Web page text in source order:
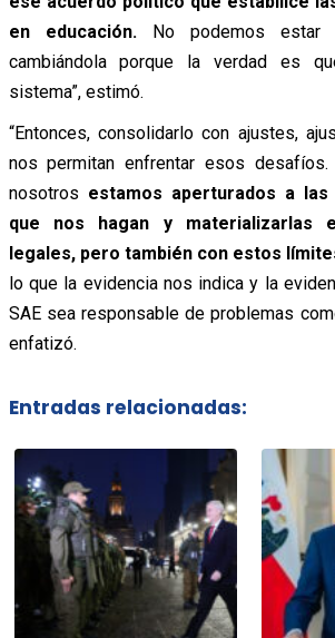
en educación. No podemos estar
cambiándola porque la verdad es
sistema”, estimó.
“Entonces, consolidarlo con ajustes,
nos permitan enfrentar esos
nosotros estamos aperturados a las
que nos hagan y materializarlas
legales, pero también con estos
lo que la evidencia nos indica y la
SAE sea responsable de problemas
enfatizó.
Entradas relacionadas: